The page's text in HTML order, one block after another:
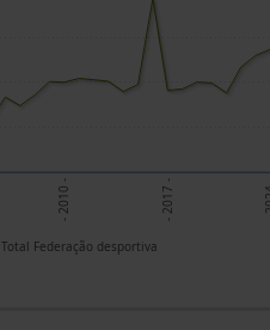
- 2010 - - 2017 - -
Total Federação desportiva